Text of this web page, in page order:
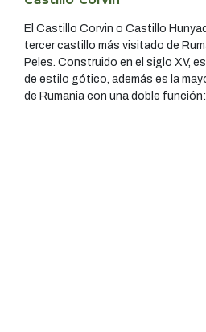
El Castillo Corvin o Castillo
tercer castillo más visitado de
Peles. Construido en el siglo XV,
de estilo gótico, además es la
de Rumania con una doble función: